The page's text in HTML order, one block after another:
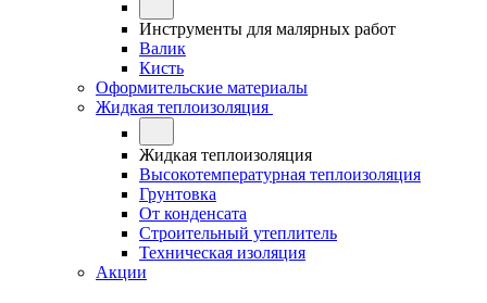
Инструменты для малярных работ
Валик
Кисть
Оформительские материалы
Жидкая теплоизоляция
Жидкая теплоизоляция
Высокотемпературная теплоизоляция
Грунтовка
От конденсата
Строительный утеплитель
Техническая изоляция
Акции